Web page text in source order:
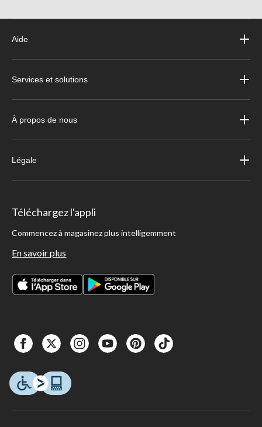
Aide
Services et solutions
À propos de nous
Légale
Téléchargez l'appli
Commencez à magasinez plus intelligemment
En savoir plus